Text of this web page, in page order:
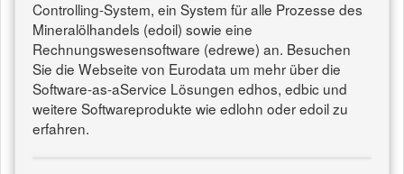
Controlling-System, ein System für alle Prozesse des
Mineralölhandels (edoil) sowie eine
Rechnungswesensoftware (edrewe) an. Besuchen
Sie die Webseite von Eurodata um mehr über die
Software-as-aService Lösungen edhos, edbic und
weitere Softwareprodukte wie edlohn oder edoil zu
erfahren.